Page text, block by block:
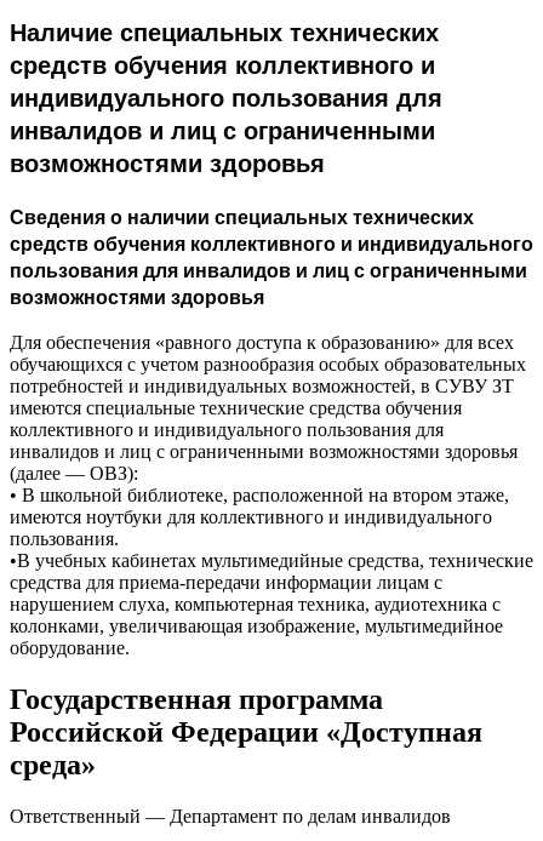
Наличие специальных технических
средств обучения коллективного и
индивидуального пользования для
инвалидов и лиц с ограниченными
возможностями здоровья
Сведения о наличии специальных технических
средств обучения коллективного и индивидуального
пользования для инвалидов и лиц с ограниченными
возможностями здоровья
Для обеспечения «равного доступа к образованию» для всех
обучающихся с учетом разнообразия особых образовательных
потребностей и индивидуальных возможностей, в СУВУ ЗТ
имеются специальные технические средства обучения
коллективного и индивидуального пользования для
инвалидов и лиц с ограниченными возможностями здоровья
(далее — ОВЗ):
• В школьной библиотеке, расположенной на втором этаже,
имеются ноутбуки для коллективного и индивидуального
пользования.
•В учебных кабинетах мультимедийные средства, технические
средства для приема-передачи информации лицам с
нарушением слуха, компьютерная техника, аудиотехника с
колонками, увеличивающая изображение, мультимедийное
оборудование.
Государственная программа
Российской Федерации «Доступная
среда»
Ответственный — Департамент по делам инвалидов